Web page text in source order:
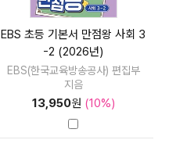
EBS 초등 기본서 만점왕 사회 3
-2 (2026년)
EBS(한국교육방송공사) 편집부
지음
13,950원 (10%)